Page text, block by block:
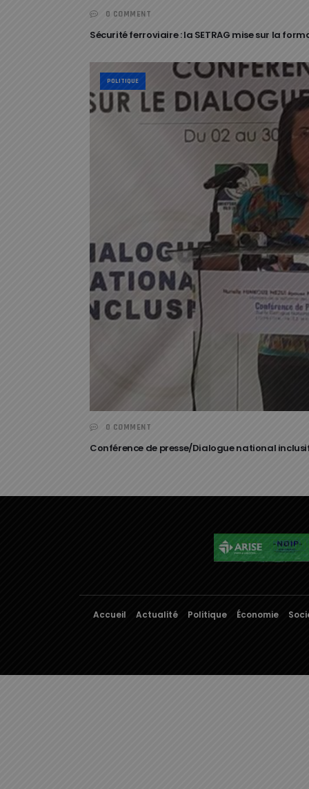
0 COMMENT
Sécurité ferroviaire : la SETRAG mise sur la
POLITIQUE
0 COMMENT
Conférence de presse/Dialogue national
Accueil Actualité Politique Économie